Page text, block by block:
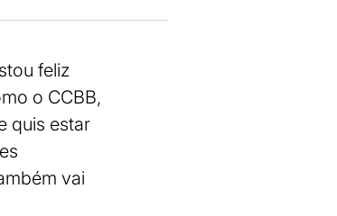
feliz
o CCBB,
quis estar
vai